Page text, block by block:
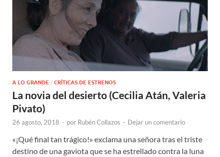
A LO GRANDE / CRÍTICAS DE ESTRENOS
La novia del desierto (Cecilia Atán, Valeria
Pivato)
26 agosto, 2018 - por Rubén Collazos - Dejar un comentario
«¡Qué final tan trágico!» exclama una señora tras el triste
destino de una gaviota que se ha estrellado contra la luna